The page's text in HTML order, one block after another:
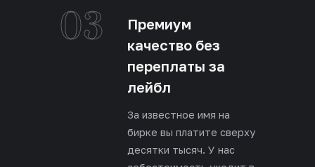
03
Премиум
качество без
переплаты за
лейбл
За известное имя на
бирке вы платите сверху
десятки тысяч. У нас